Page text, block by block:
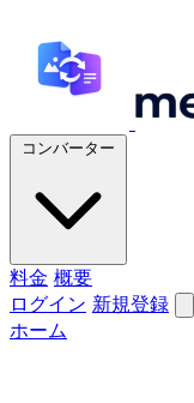
コンバーター
料金 概要
ログイン 新規登録
ホーム